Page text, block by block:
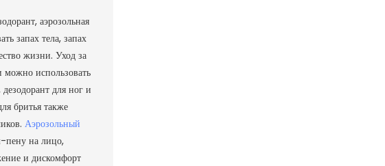
аэрозольная
запах тела, запах
жизни. Уход за
можно использовать
для ног и
бритья также
Аэрозольный
пену на лицо,
и дискомфорт